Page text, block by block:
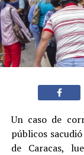
Un caso de
públicos
de Caracas,